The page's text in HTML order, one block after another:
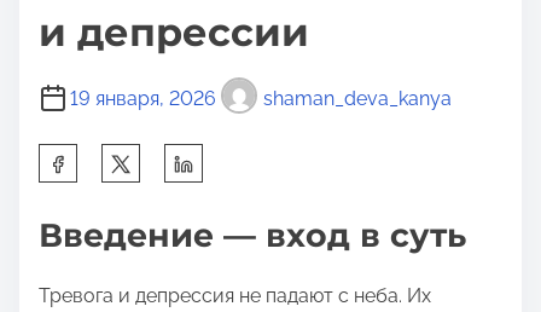
и депрессии
19 января, 2026 shaman_deva_kanya
д
л
Введение — вход в суть
Тревога и депрессия не падают с неба. Их